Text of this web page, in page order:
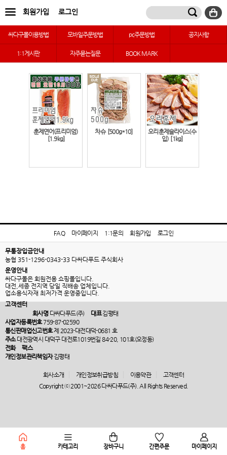
회원가입 로그인
싸다구몰이용방법 모바일주문방법 pc주문방법 공지사항
1:1게시판 자주묻는질문 BOOK MARK
훈제연어(프리미엄)
[1.9kg]
차슈[500g*10]
오리훈제슬라이스(수
입) [1kg]
홈 카테고리 장바구니 간편주문 마이페이지
FAQ 마이페이지 1:1문의 회원가입 로그인
무통장입금안내
농협 351-1296-0343-33 다싸다푸드 주식회사
운영안내
싸다구몰은 회원전용 쇼핑몰입니다.
대전,세종 전지역 당일 직배송 업체입니다.
업소용식자재 최저가격 운영중입니다.
고객센터
회사명다싸다푸드(주) 대표김평태
사업자등록번호759-87-02590
통신판매업신고번호제 2023-대전대덕-0681 호
주소대전광역시 대덕구 대전로1019번길 84-20, 101호(오정동)
전화
팩스
개인정보관리책임자김평태
회사소개 개인정보취급방침 이용약관
고객센터
Copyright ⓒ 2001~2026 다싸다푸드(주). All Rights Reserved.